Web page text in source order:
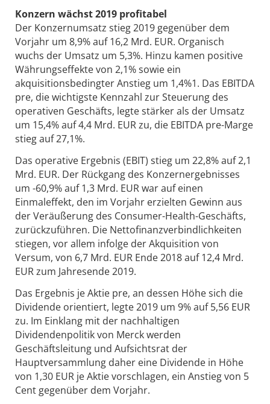
Konzern wächst 2019 profitabel
Der Konzernumsatz stieg 2019 gegenüber dem
Vorjahr um 8,9% auf 16,2 Mrd. EUR. Organisch
wuchs der Umsatz um 5,3%. Hinzu kamen positive
Währungseffekte von 2,1% sowie ein
akquisitionsbedingter Anstieg um 1,4%1. Das EBITDA
pre, die wichtigste Kennzahl zur Steuerung des
operativen Geschäfts, legte stärker als der Umsatz
um 15,4% auf 4,4 Mrd. EUR zu, die EBITDA pre-Marge
stieg auf 27,1%.
Das operative Ergebnis (EBIT) stieg um 22,8% auf 2,1
Mrd. EUR. Der Rückgang des Konzernergebnisses
um -60,9% auf 1,3 Mrd. EUR war auf einen
Einmaleffekt, den im Vorjahr erzielten Gewinn aus
der Veräußerung des Consumer-Health-Geschäfts,
zurückzuführen. Die Nettofinanzverbindlichkeiten
stiegen, vor allem infolge der Akquisition von
Versum, von 6,7 Mrd. EUR Ende 2018 auf 12,4 Mrd.
EUR zum Jahresende 2019.
Das Ergebnis je Aktie pre, an dessen Höhe sich die
Dividende orientiert, legte 2019 um 9% auf 5,56 EUR
zu. Im Einklang mit der nachhaltigen
Dividendenpolitik von Merck werden
Geschäftsleitung und Aufsichtsrat der
Hauptversammlung daher eine Dividende in Höhe
von 1,30 EUR je Aktie vorschlagen, ein Anstieg von 5
Cent gegenüber dem Vorjahr.